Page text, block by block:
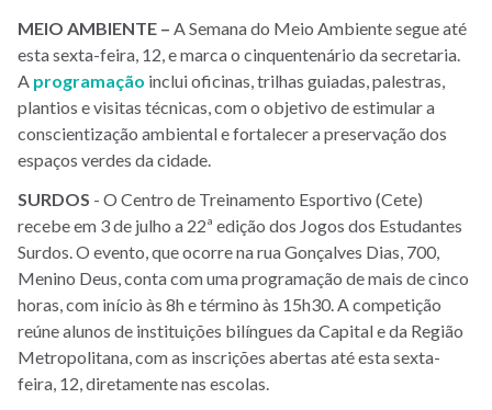
MEIO AMBIENTE – A Semana do Meio Ambiente segue até
esta sexta-feira, 12, e marca o cinquentenário da secretaria.
A programação inclui oficinas, trilhas guiadas, palestras,
plantios e visitas técnicas, com o objetivo de estimular a
conscientização ambiental e fortalecer a preservação dos
espaços verdes da cidade.
SURDOS - O Centro de Treinamento Esportivo (Cete)
recebe em 3 de julho a 22ª edição dos Jogos dos Estudantes
Surdos. O evento, que ocorre na rua Gonçalves Dias, 700,
Menino Deus, conta com uma programação de mais de cinco
horas, com início às 8h e término às 15h30. A competição
reúne alunos de instituições bilíngues da Capital e da Região
Metropolitana, com as inscrições abertas até esta sexta-
feira, 12, diretamente nas escolas.